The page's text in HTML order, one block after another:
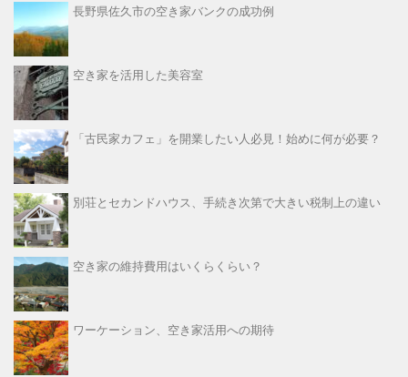
長野県佐久市の空き家バンクの成功例
空き家を活用した美容室
「古民家カフェ」を開業したい人必見！始めに何が必要？
別荘とセカンドハウス、手続き次第で大きい税制上の違い
空き家の維持費用はいくらくらい？
ワーケーション、空き家活用への期待